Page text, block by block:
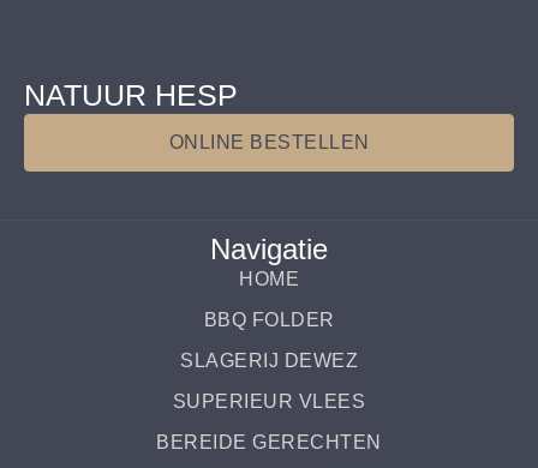
NATUUR HESP
ONLINE BESTELLEN
Navigatie
HOME
BBQ FOLDER
SLAGERIJ DEWEZ
SUPERIEUR VLEES
BEREIDE GERECHTEN